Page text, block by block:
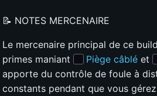
📝 NOTES MERCENAIRE
Le mercenaire principal de ce
primes maniant
Piège câblé et
apporte du contrôle de foule à
constants pendant que vous